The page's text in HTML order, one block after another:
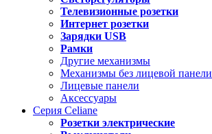
Телевизионные розетки
Интернет розетки
Зарядки USB
Рамки
Другие механизмы
Механизмы без лицевой панели
Лицевые панели
Аксессуары
Серия Celiane
Розетки электрические